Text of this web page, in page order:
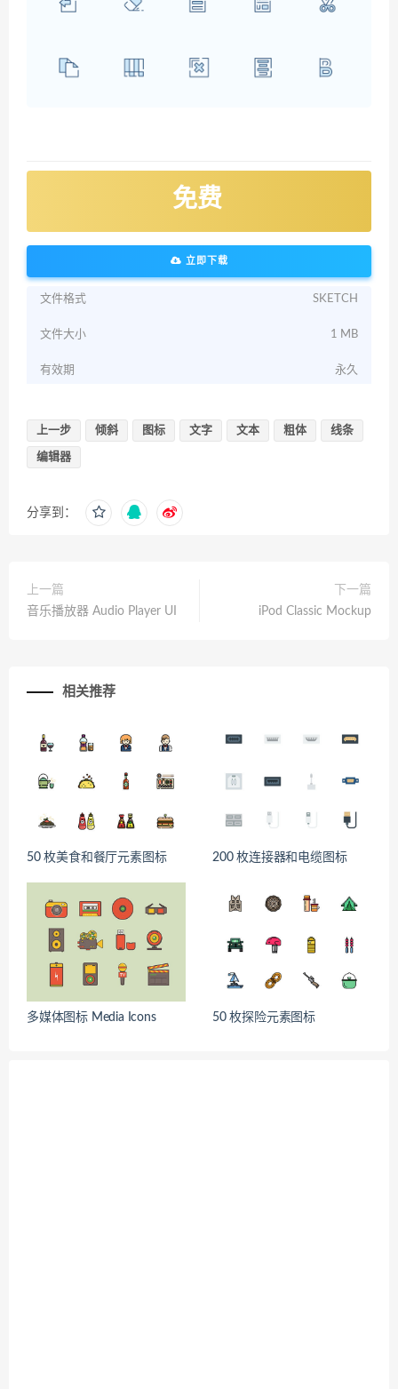
免费
立即下载
文件格式 SKETCH
文件大小 1 MB
有效期 永久
上一步 倾斜 图标 文字 文本 粗体 线条
编辑器
分享到：
上一篇
音乐播放器 Audio Player UI
下一篇
iPod Classic Mockup
相关推荐
50 枚美食和餐厅元素图标 200 枚连接器和电缆图标
多媒体图标 Media Icons 50 枚探险元素图标